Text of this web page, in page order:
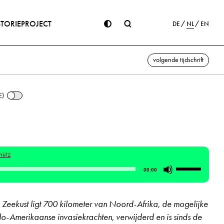
PROJECT DE NL EN
volgende tijdschrift
00:00
Gebruik
Omhoog/
om
het
ligt 700 kilometer van Noord-Afrika, de mogelijke
Amerikaanse invasiekrachten, verwijderd en is sinds de